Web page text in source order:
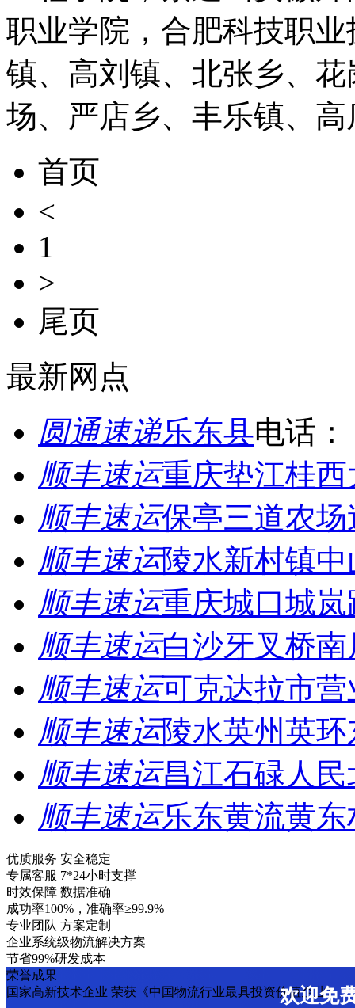
职业学院，合肥科技职
镇、高刘镇、北张乡、
场、严店乡、丰乐镇、
首页
<
1
>
尾页
最新网点
圆通速递乐东县电话：
顺丰速运重庆垫江桂
顺丰速运保亭三道农
顺丰速运陵水新村镇
顺丰速运重庆城口城
顺丰速运白沙牙叉桥
顺丰速运可克达拉市营
顺丰速运陵水英州英
顺丰速运昌江石碌人
顺丰速运乐东黄流黄
优质服务 安全稳定
专属客服 7*24小时支撑
时效保障 数据准确
成功率100%，准确率≥99.9%
专业团队 方案定制
企业系统级物流解决方案
节省99%研发成本
荣誉成果
国家高新技术企业 荣获《中国物流行业最具投资价值企业》
欢迎免